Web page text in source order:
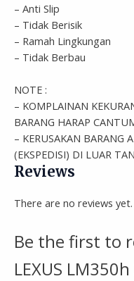
– Anti Slip
– Tidak Berisik
– Ramah Lingkungan
– Tidak Berbau
NOTE :
– KOMPLAINAN
BARANG HARAP
– KERUSAKAN BARANG
(EKSPEDISI) DI LUAR
Reviews
There are no reviews yet.
Be the first to
LEXUS